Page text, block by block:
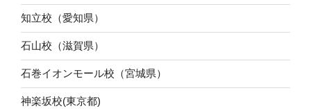
知立校（愛知県）
石山校（滋賀県）
石巻イオンモール校（宮城県）
神楽坂校(東京都)